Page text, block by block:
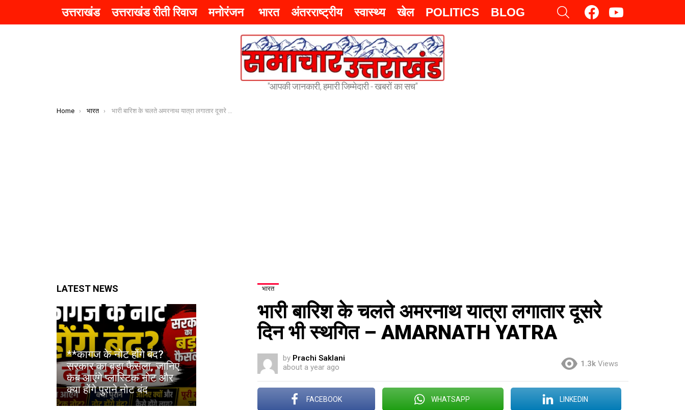
उत्तराखंड उत्तराखंड रीती रिवाज मनोरंजन भारत अंतरराष्ट्रीय स्वास्थ्य खेल POLITICS BLOG SEARCH
"आपकी जानकारी, हमारी जिम्मेदारी - खबरों का सच"
You are here:
Home भारत भारी बारिश के चलते अमरनाथ यात्रा लगातार दूसरे दिन भी स्थगित – AMARNATH YATRA
भारत
भारी बारिश के चलते अमरनाथ यात्रा लगातार दूसरे
दिन भी स्थगित – AMARNATH YATRA
by Prachi Saklani
about a year ago
1.3k Views
FACEBOOK WHATSAPP LINKEDIN
LATEST NEWS
**कागज के नोट होंगे बंद?
सरकार का बड़ा फैसला, जानिए
कब आएंगे प्लास्टिक नोट और
क्या होंगे पुराने नोट बंद